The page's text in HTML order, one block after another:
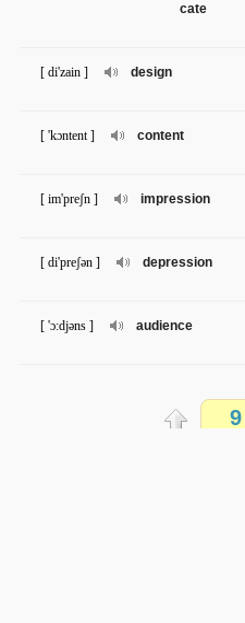
cate
design
[ di'zain ]
content
[ 'kɔntent ]
impression
[ im'preʃn ]
depression
[ di'preʃən ]
audience
[ 'ɔ:djəns ]
9